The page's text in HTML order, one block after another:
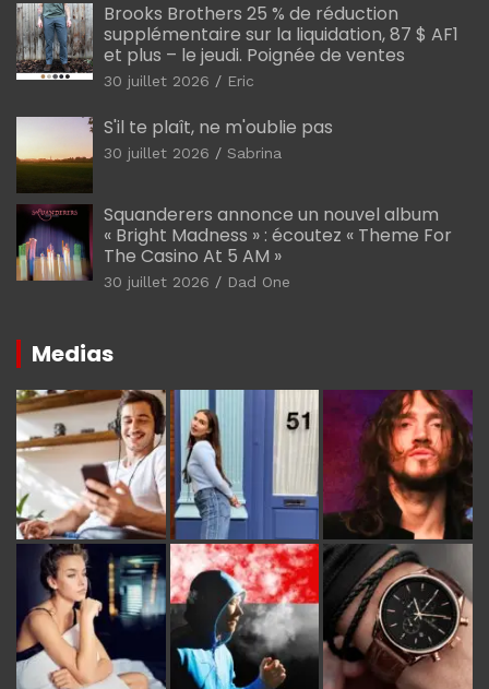
Brooks Brothers 25 % de réduction
supplémentaire sur la liquidation, 87 $ AF1
et plus – le jeudi. Poignée de ventes
30 juillet 2026 Eric
S'il te plaît, ne m'oublie pas
30 juillet 2026 Sabrina
Squanderers annonce un nouvel album
« Bright Madness » : écoutez « Theme For
The Casino At 5 AM »
30 juillet 2026 Dad One
Medias